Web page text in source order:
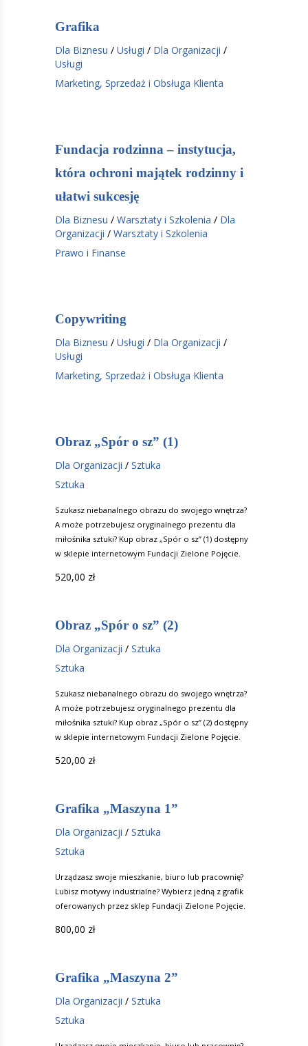
Grafika
Dla Biznesu / Usługi / Dla Organizacji /
Usługi
Marketing, Sprzedaż i Obsługa Klienta
Fundacja rodzinna – instytucja,
która ochroni majątek rodzinny i
ułatwi sukcesję
Dla Biznesu / Warsztaty i Szkolenia / Dla
Organizacji / Warsztaty i Szkolenia
Prawo i Finanse
Copywriting
Dla Biznesu / Usługi / Dla Organizacji /
Usługi
Marketing, Sprzedaż i Obsługa Klienta
Obraz „Spór o sz” (1)
Dla Organizacji / Sztuka
Sztuka
Szukasz niebanalnego obrazu do swojego wnętrza?
A może potrzebujesz oryginalnego prezentu dla
miłośnika sztuki? Kup obraz „Spór o sz” (1) dostępny
w sklepie internetowym Fundacji Zielone Pojęcie.
520,00 zł
Obraz „Spór o sz” (2)
Dla Organizacji / Sztuka
Sztuka
Szukasz niebanalnego obrazu do swojego wnętrza?
A może potrzebujesz oryginalnego prezentu dla
miłośnika sztuki? Kup obraz „Spór o sz” (2) dostępny
w sklepie internetowym Fundacji Zielone Pojęcie.
520,00 zł
Grafika „Maszyna 1”
Dla Organizacji / Sztuka
Sztuka
Urządzasz swoje mieszkanie, biuro lub pracownię?
Lubisz motywy industrialne? Wybierz jedną z grafik
oferowanych przez sklep Fundacji Zielone Pojęcie.
800,00 zł
Grafika „Maszyna 2”
Dla Organizacji / Sztuka
Sztuka